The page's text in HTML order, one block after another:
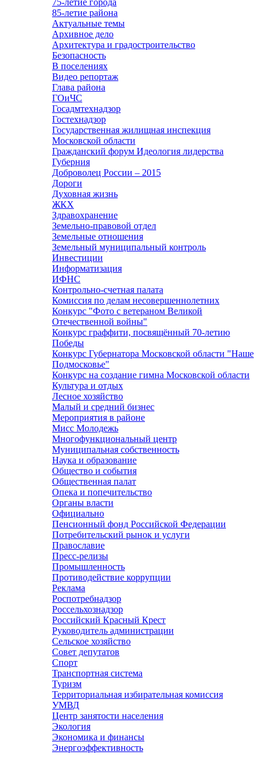
75-летие города
85-летие района
Актуальные темы
Архивное дело
Архитектура и градостроительство
Безопасность
В поселениях
Видео репортаж
Глава района
ГОиЧС
Госадмтехнадзор
Гостехнадзор
Государственная жилищная инспекция
Московской области
Гражданский форум Идеология лидерства
Губерния
Доброволец России – 2015
Дороги
Духовная жизнь
ЖКХ
Здравохранение
Земельно-правовой отдел
Земельные отношения
Земельный муниципальный контроль
Инвестиции
Информатизация
ИФНС
Контрольно-счетная палата
Комиссия по делам несовершеннолетних
Конкурс "Фото с ветераном Великой
Отечественной войны"
Конкурс граффити, посвящённый 70-летию
Победы
Конкурс Губернатора Московской области "Наше
Подмосковье"
Конкурс на создание гимна Московской области
Культура и отдых
Лесное хозяйство
Малый и средний бизнес
Мероприятия в районе
Мисс Молодежь
Многофункциональный центр
Муниципальная собственность
Наука и образование
Общество и события
Общественная палат
Опека и попечительство
Органы власти
Официально
Пенсионный фонд Российской Федерации
Потребительский рынок и услуги
Православие
Пресс-релизы
Промышленность
Противодействие коррупции
Реклама
Роспотребнадзор
Россельхознадзор
Российский Красный Крест
Руководитель администрации
Сельское хозяйство
Совет депутатов
Спорт
Транспортная система
Туризм
Территориальная избирательная комиссия
УМВД
Центр занятости населения
Экология
Экономика и финансы
Энергоэффективность